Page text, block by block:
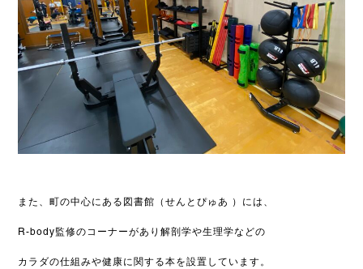
また、町の中心にある図書館（せんとぴゅあ ）には、
R-body監修のコーナーがあり解剖学や生理学などの
カラダの仕組みや健康に関する本を設置しています。